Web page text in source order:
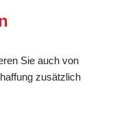
Sie auch von
zusätzlich